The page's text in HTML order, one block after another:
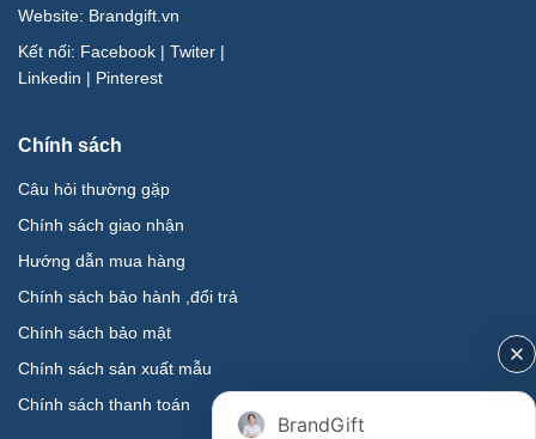
Website: Brandgift.vn
Kết nối: Facebook | Twiter |
Linkedin | Pinterest
Chính sách
Câu hỏi thường gặp
Chính sách giao nhận
Hướng dẫn mua hàng
Chính sách bảo hành ,đổi trả
Chính sách bảo mật
Chính sách sản xuất mẫu
Chính sách thanh toán
BrandGift